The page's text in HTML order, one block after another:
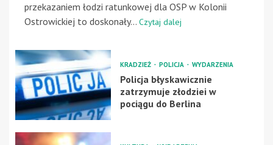
przekazaniem łodzi ratunkowej dla OSP w Kolonii
Ostrowickiej to doskonały... Czytaj dalej
KRADZIEŻ POLICJA WYDARZENIA
Policja błyskawicznie
zatrzymuje złodziei w
pociągu do Berlina